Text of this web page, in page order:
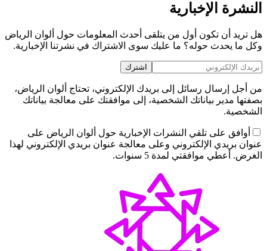
النشرة الإخبارية
هل تريد أن تكون أول من يتلقى أحدث المعلومات حول ألوان الرياض
وكل ما يحدث حوله؟ ما عليك سوى الاشتراك في نشرتنا الإخبارية.
اشترك
من أجل إرسال رسائل إلى بريدك الإلكتروني، تحتاج ألوان الرياض،
بصفتها مدير بياناتك الشخصية، إلى موافقتك على معالجة بياناتك
الشخصية.
أوافق على تلقي النشرات الإخبارية حول ألوان الرياض على
عنوان بريدي الإلكتروني وعلى معالجة عنوان بريدي الإلكتروني لهذا
الغرض. أعطي موافقتي لمدة 5 سنوات.